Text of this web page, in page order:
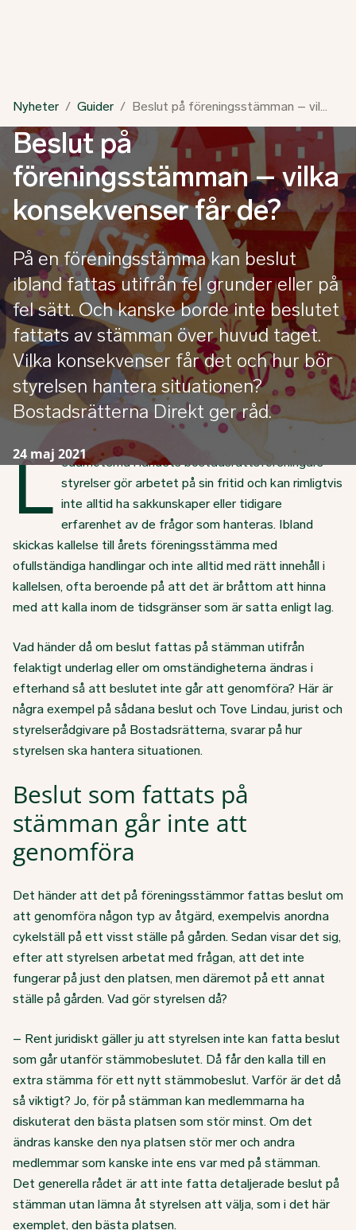
Nyheter Guider Beslut på föreningsstämman – vilka konsekvenser får de?
Beslut på
föreningsstämman – vilka
konsekvenser får de?
På en föreningsstämma kan beslut
ibland fattas utifrån fel grunder eller på
fel sätt. Och kanske borde inte beslutet
fattats av stämman över huvud taget.
Vilka konsekvenser får det och hur bör
styrelsen hantera situationen?
Bostadsrätterna Direkt ger råd.
24 maj 2021
L edamöterna i landets bostadsrättsföreningars
styrelser gör arbetet på sin fritid och kan rimligtvis
inte alltid ha sakkunskaper eller tidigare
erfarenhet av de frågor som hanteras. Ibland
skickas kallelse till årets föreningsstämma med
ofullständiga handlingar och inte alltid med rätt innehåll i
kallelsen, ofta beroende på att det är bråttom att hinna
med att kalla inom de tidsgränser som är satta enligt lag.
Vad händer då om beslut fattas på stämman utifrån
felaktigt underlag eller om omständigheterna ändras i
efterhand så att beslutet inte går att genomföra? Här är
några exempel på sådana beslut och Tove Lindau, jurist och
styrelserådgivare på Bostadsrätterna, svarar på hur
styrelsen ska hantera situationen.
Beslut som fattats på
stämman går inte att
genomföra
Det händer att det på föreningsstämmor fattas beslut om
att genomföra någon typ av åtgärd, exempelvis anordna
cykelställ på ett visst ställe på gården. Sedan visar det sig,
efter att styrelsen arbetat med frågan, att det inte
fungerar på just den platsen, men däremot på ett annat
ställe på gården. Vad gör styrelsen då?
– Rent juridiskt gäller ju att styrelsen inte kan fatta beslut
som går utanför stämmobeslutet. Då får den kalla till en
extra stämma för ett nytt stämmobeslut. Varför är det då
så viktigt? Jo, för på stämman kan medlemmarna ha
diskuterat den bästa platsen som stör minst. Om det
ändras kanske den nya platsen stör mer och andra
medlemmar som kanske inte ens var med på stämman.
Det generella rådet är att inte fatta detaljerade beslut på
stämman utan lämna åt styrelsen att välja, som i det här
exemplet, den bästa platsen.